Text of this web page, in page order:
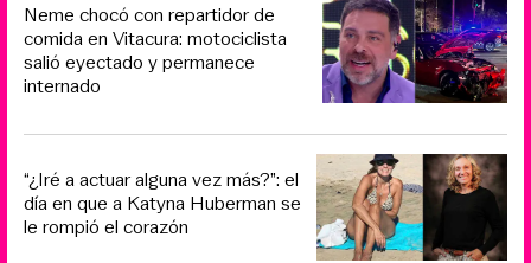
Neme chocó con repartidor de
comida en Vitacura: motociclista
salió eyectado y permanece
internado
“¿Iré a actuar alguna vez más?”: el
día en que a Katyna Huberman se
le rompió el corazón